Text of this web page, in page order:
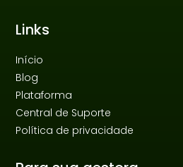
Links
Início
Blog
Plataforma
Central de Suporte
Política de privacidade